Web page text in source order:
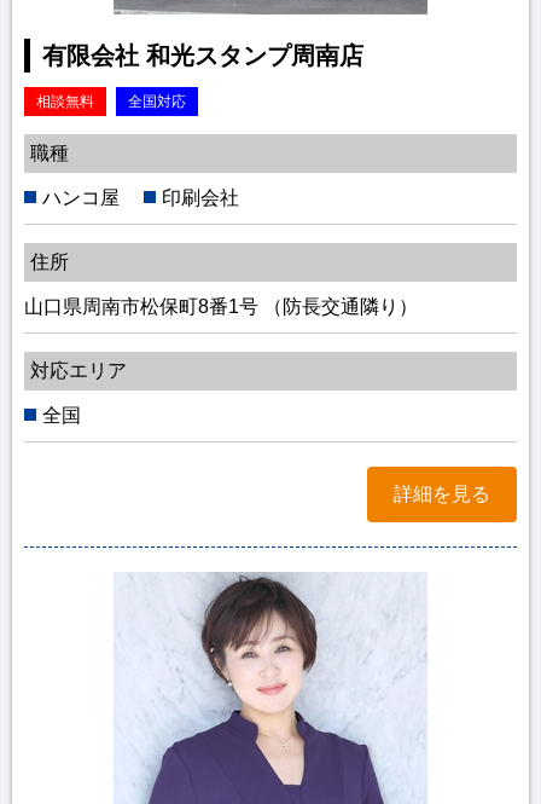
有限会社 和光スタンプ周南店
相談無料 全国対応
職種
ハンコ屋 印刷会社
住所
山口県周南市松保町8番1号 （防長交通隣り）
対応エリア
全国
詳細を見る